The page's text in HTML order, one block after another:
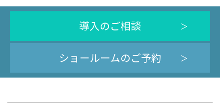
導入のご相談
ショールームのご予約